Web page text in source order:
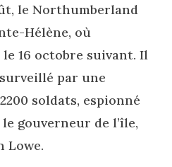
le Northumberland
Hélène, où
16 octobre suivant. Il
par une
soldats, espionné
gouverneur de l’île,
Lowe.